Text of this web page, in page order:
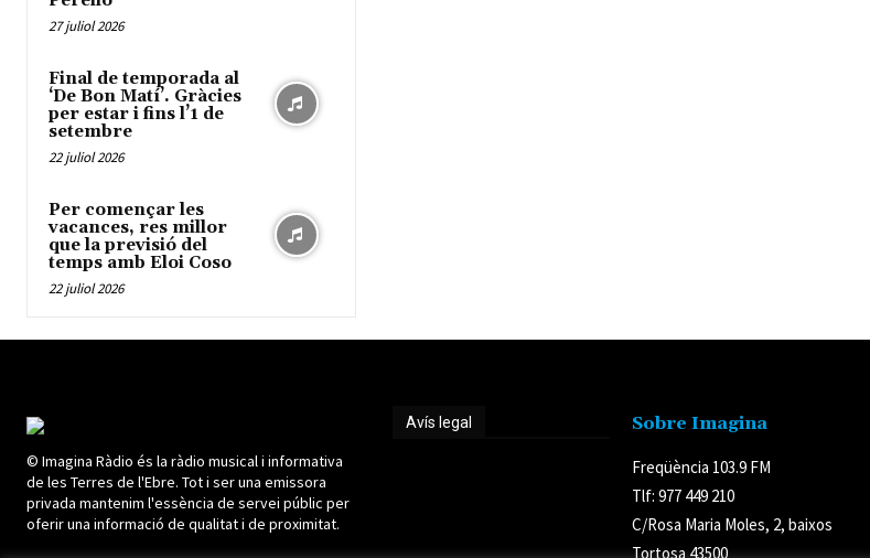
27 juliol 2026
Final de temporada al
‘De Bon Matí’. Gràcies
per estar i fins l’1 de
setembre
22 juliol 2026
Per començar les
vacances, res millor
que la previsió del
temps amb Eloi Coso
22 juliol 2026
© Imagina Ràdio és la ràdio musical i informativa
de les Terres de l'Ebre. Tot i ser una emissora
privada mantenim l'essència de servei públic per
oferir una informació de qualitat i de proximitat.
Avís legal Sobre Imagina
Freqüència 103.9 FM
Tlf: 977 449 210
C/Rosa Maria Moles, 2, baixos
Tortosa 43500